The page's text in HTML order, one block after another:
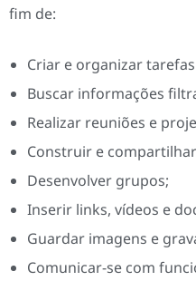
fim de:
Criar e organizar
Buscar informações
Realizar reuniões e
Construir e
Desenvolver grupos;
Inserir links, vídeos e
Guardar imagens e
Comunicar-se com